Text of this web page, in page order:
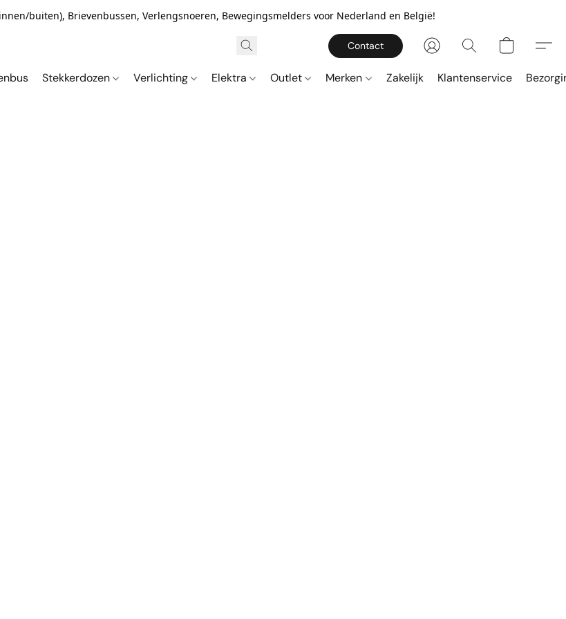
buiten), Brievenbussen, Verlengsnoeren, Bewegingsmelders voor Nederland en België!
Contact
Stekkerdozen Verlichting Elektra Outlet Merken Zakelijk Klantenservice